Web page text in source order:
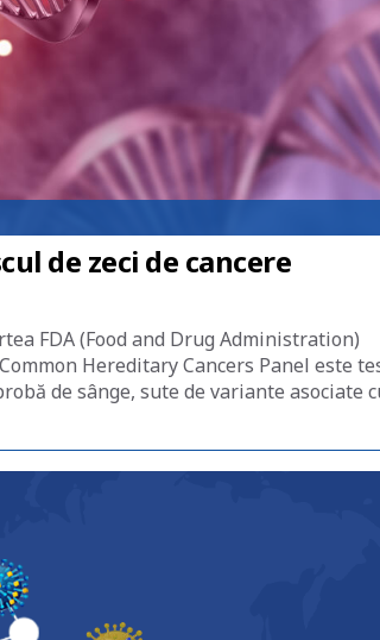
de zeci de cancere
FDA (Food and Drug Administration)
Hereditary Cancers Panel este
de sânge, sute de variante asociate